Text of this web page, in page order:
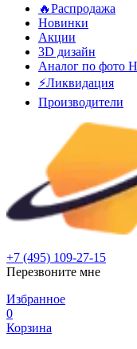
🔥Распродажа
Новинки
Акции
3D дизайн
Аналог по фото
⚡Ликвидация
Производители
+7 (495) 109-27-15
Перезвоните мне
Избранное
0
Корзина